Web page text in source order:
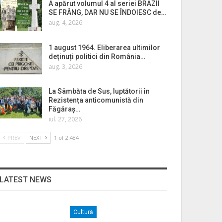
A apărut volumul 4 al seriei BRAZII
SE FRÂNG, DAR NU SE ÎNDOIESC de…
aug. 4, 2026
1 august 1964. Eliberarea ultimilor
deținuți politici din România…
aug. 3, 2026
La Sâmbăta de Sus, luptătorii în
Rezistența anticomunistă din
Făgăraș…
iul. 27, 2026
PREV NEXT 1 of 2.484
NEWS
Cultură